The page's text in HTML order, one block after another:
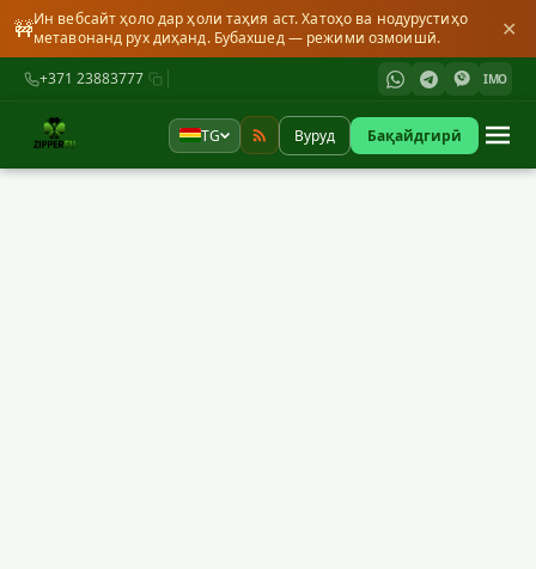
🚧Ин вебсайт ҳоло дар ҳоли таҳия аст. Хатоҳо ва нодурустиҳо
метавонанд рух диҳанд. Бубахшед — режими озмоишӣ.
✕
+371 23883777 IMO
TG Вуруд Бақайдгирӣ